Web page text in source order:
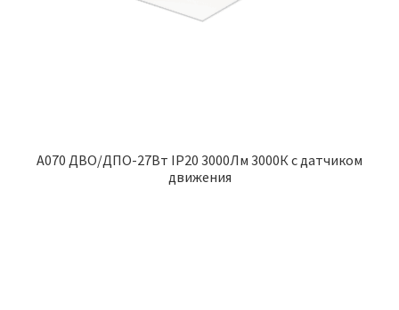
A070 ДВО/ДПО-27Вт IP20 3000Лм 3000К с датчиком
движения